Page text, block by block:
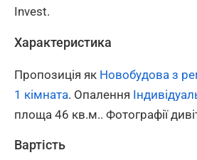
Invest.
Характеристика
Пропозиція як Новобудова з
1 кімната. Опалення
площа 46 кв.м.. Фотографії
Вартість